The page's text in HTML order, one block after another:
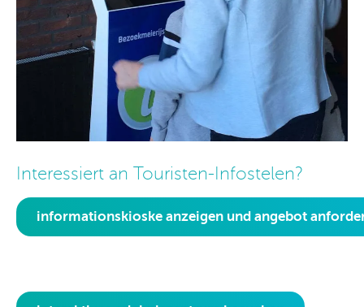
Interessiert an Touristen-Infostelen?
informationskioske anzeigen und angebot